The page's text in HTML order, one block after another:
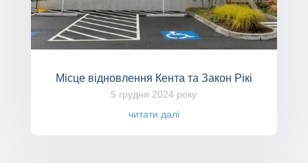
Місце відновлення Кента та Закон Рікі
5 грудня 2024 року
читати далі